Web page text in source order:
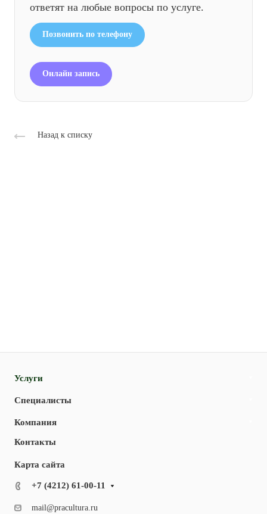
ответят на любые вопросы по услуге.
Позвонить по телефону
Онлайн запись
Назад к списку
Услуги
Специалисты
Компания
Контакты
Карта сайта
+7 (4212) 61-00-11
mail@pracultura.ru